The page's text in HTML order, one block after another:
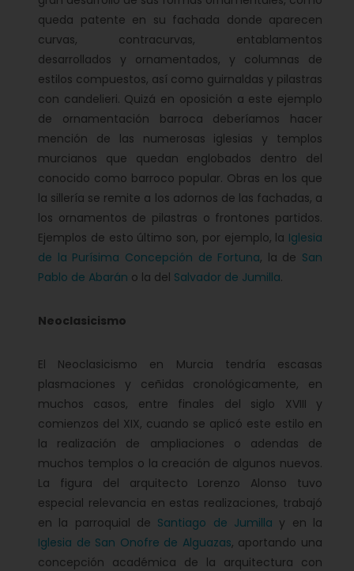
queda patente en su fachada donde aparecen
curvas, contracurvas, entablamentos
desarrollados y ornamentados, y columnas de
estilos compuestos, así como guirnaldas y pilastras
con candelieri. Quizá en oposición a este ejemplo
de ornamentación barroca deberíamos hacer
mención de las numerosas iglesias y templos
murcianos que quedan englobados dentro del
conocido como barroco popular. Obras en los que
la sillería se remite a los adornos de las fachadas, a
los ornamentos de pilastras o frontones partidos.
Ejemplos de esto último son, por ejemplo, la Iglesia
de la Purísima Concepción de Fortuna, la de San
Pablo de Abarán o la del Salvador de Jumilla.
Neoclasicismo
El Neoclasicismo en Murcia tendría escasas
plasmaciones y ceñidas cronológicamente, en
muchos casos, entre finales del siglo XVIII y
comienzos del XIX, cuando se aplicó este estilo en
la realización de ampliaciones o adendas de
muchos templos o la creación de algunos nuevos.
La figura del arquitecto Lorenzo Alonso tuvo
especial relevancia en estas realizaciones, trabajó
en la parroquial de Santiago de Jumilla y en la
Iglesia de San Onofre de Alguazas, aportando una
concepción académica de la arquitectura con